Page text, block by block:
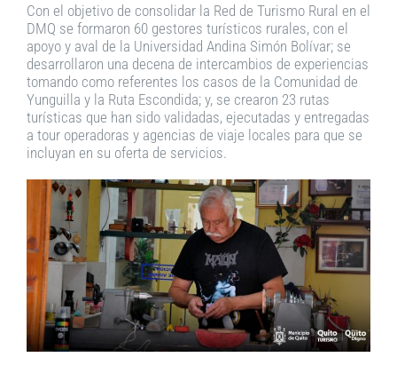
Con el objetivo de consolidar la Red de Turismo Rural en el
DMQ se formaron 60 gestores turísticos rurales, con el
apoyo y aval de la Universidad Andina Simón Bolívar; se
desarrollaron una decena de intercambios de experiencias
tomando como referentes los casos de la Comunidad de
Yunguilla y la Ruta Escondida; y, se crearon 23 rutas
turísticas que han sido validadas, ejecutadas y entregadas
a tour operadoras y agencias de viaje locales para que se
incluyan en su oferta de servicios.